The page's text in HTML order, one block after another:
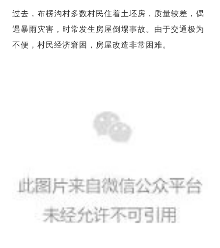
过去，布楞沟村多数村民住着土坯房，质量较差，偶
遇暴雨灾害，时常发生房屋倒塌事故。由于交通极为
不便，村民经济窘困，房屋改造非常困难。